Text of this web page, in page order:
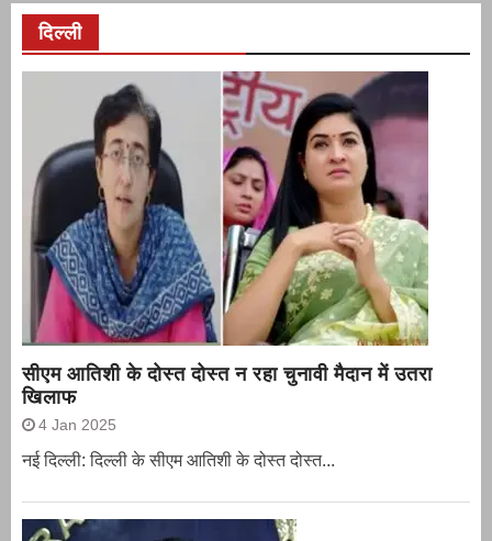
दिल्ली
सीएम आतिशी के दोस्त दोस्त न रहा चुनावी मैदान में उतरा
खिलाफ
4 Jan 2025
नई दिल्ली: दिल्ली के सीएम आतिशी के दोस्त दोस्त...